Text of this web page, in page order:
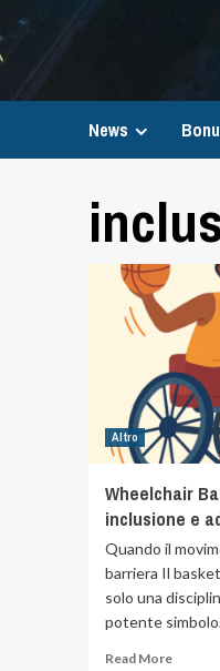
News
Altro
Wheelchair
inclusione e
Quando il
barriera Il
solo una
potente
Read More